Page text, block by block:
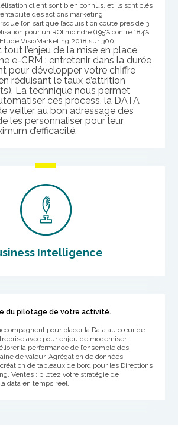
client sont bien connus, et ils sont clés
des actions marketing
l’on sait que l’acquisition coûte près de 3
pour un ROI moindre (195% contre 184%
VisioMarketing 2018 sur 300
tout l’enjeu de la mise en place
e-CRM : entretenir dans la durée
pour développer votre chiffre
réduisant le taux d’attrition
La technique nous permet
ces process, la DATA
veiller au bon adressage des
les personnaliser pour leur
d’efficacité.
Intelligence
du pilotage de votre activité.
pour placer la Data au cœur de
avec pour enjeu de moderniser,
la performance de l’ensemble des
de valeur. Agrégation de données
de tableaux de bord pour les Directions
Ventes : pilotez votre stratégie de
data en temps réel.